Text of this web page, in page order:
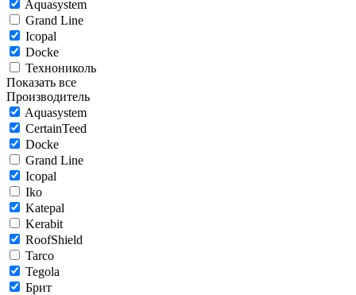
Aquasystem
Grand Line
Icopal
Docke
Технониколь
Показать все
Производитель
Aquasystem
CertainTeed
Docke
Grand Line
Icopal
Iko
Katepal
Kerabit
RoofShield
Tarco
Tegola
Брит